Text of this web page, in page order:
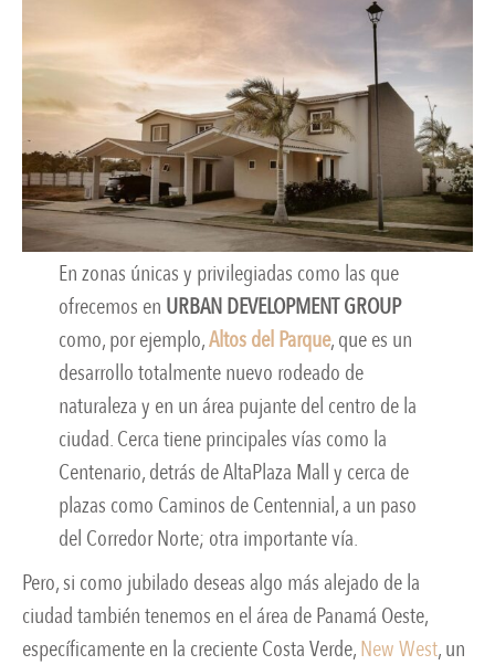
En zonas únicas y privilegiadas como las que
ofrecemos en URBAN DEVELOPMENT GROUP
como, por ejemplo,Altos del Parque, que es un
desarrollo totalmente nuevo rodeado de
naturaleza y en un área pujante del centro de la
ciudad. Cerca tiene principales vías como la
Centenario, detrás de AltaPlaza Mall y cerca de
plazas como Caminos de Centennial, a un paso
del Corredor Norte; otra importante vía.
Pero, si como jubilado deseas algo más alejado de la
ciudad también tenemos en el área de Panamá Oeste,
específicamente en la creciente Costa Verde,New West, un